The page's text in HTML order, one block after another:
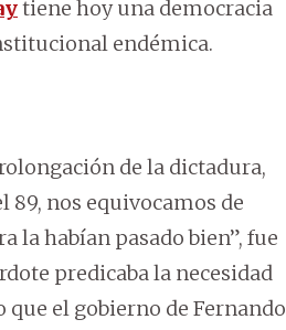
tiene hoy una democracia
endémica.
de la dictadura,
89, nos equivocamos de
la habían pasado bien”, fue
predicaba la necesidad
que el gobierno de Fernando